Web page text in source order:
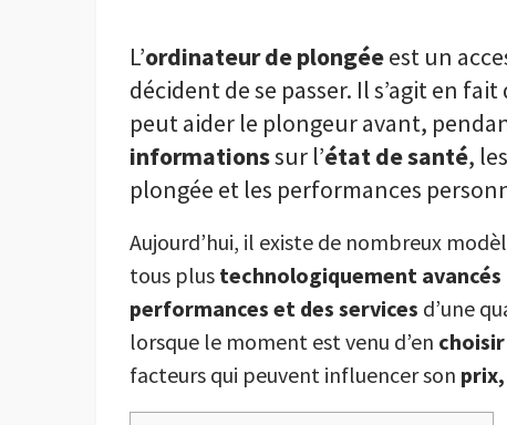
L’ordinateur de plongéeest un
décident de se passer. Il s’agit en
peut aider le plongeur avant,
informationssur l’état de santé,
plongée et les performances
Aujourd’hui, il existe de nombreux
tous plus technologiquement avancés
performances et des services d’une
lorsque le moment est venu d’en
facteurs qui peuvent influencer son